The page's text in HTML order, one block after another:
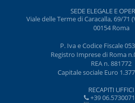
SEDE ELEGALE E
Viale delle Terme di Caracalla, 69/71
00154 Roma
P. Iva e Codice Fiscale
Registro Imprese di Roma
REA n. 881772
Capitale sociale Euro
RECAPITI UFFICI
+39